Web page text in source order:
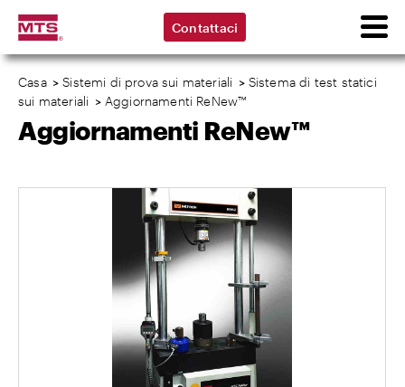
Contattaci
Casa >Sistemi di prova sui materiali > Sistema di test statici
sui materiali > Aggiornamenti ReNew™
Aggiornamenti ReNew™